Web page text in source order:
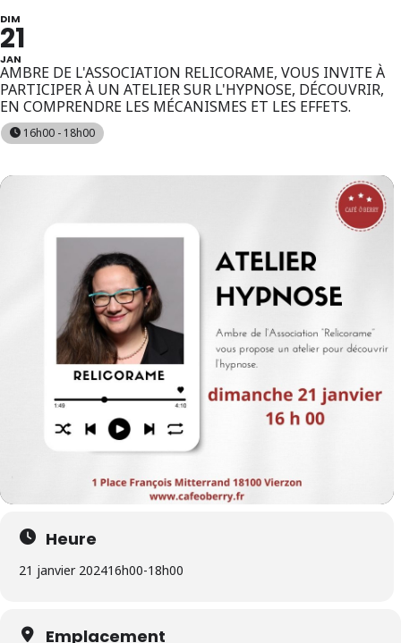
DIM
21
JAN
AMBRE DE L'ASSOCIATION RELICORAME, VOUS INVITE À
PARTICIPER À UN ATELIER SUR L'HYPNOSE, DÉCOUVRIR,
EN COMPRENDRE LES MÉCANISMES ET LES EFFETS.
16h00 - 18h00
Heure
21 janvier 202416h00-18h00
Emplacement